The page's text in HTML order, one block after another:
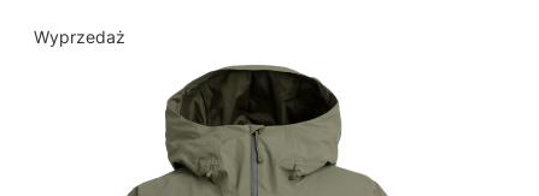
Wyprzedaż